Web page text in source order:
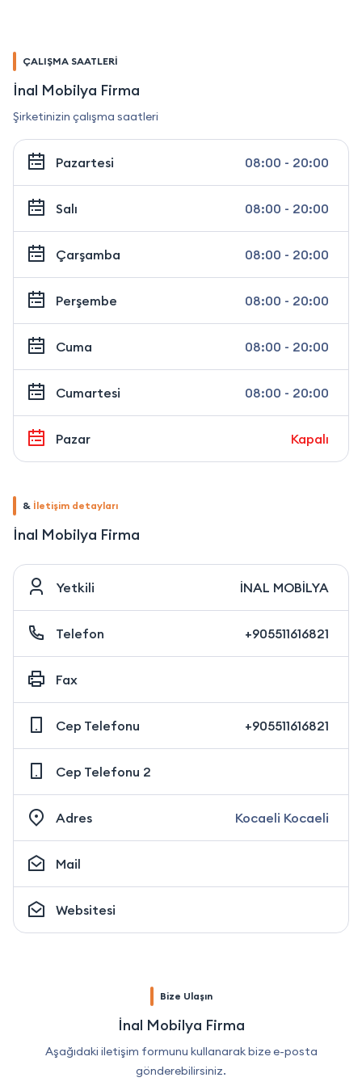
ÇALIŞMA SAATLERİ
İnal Mobilya Firma
Şirketinizin çalışma saatleri
Pazartesi 08:00 - 20:00
Salı 08:00 - 20:00
Çarşamba 08:00 - 20:00
Perşembe 08:00 - 20:00
Cuma 08:00 - 20:00
Cumartesi 08:00 - 20:00
Pazar Kapalı
& İletişim detayları
İnal Mobilya Firma
Yetkili İNAL MOBİLYA
Telefon +905511616821
Fax
Cep Telefonu +905511616821
Cep Telefonu 2
Adres Kocaeli Kocaeli
Mail
Websitesi
Bize Ulaşın
İnal Mobilya Firma
Aşağıdaki iletişim formunu kullanarak bize e-posta
gönderebilirsiniz.